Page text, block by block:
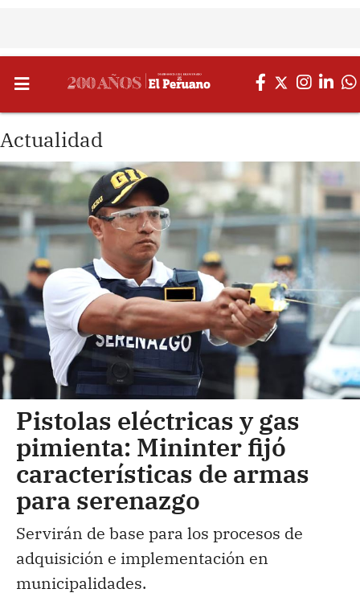
Actualidad
Pistolas eléctricas y gas
pimienta: Mininter fijó
características de armas
para serenazgo
Servirán de base para los procesos de
adquisición e implementación en
municipalidades.